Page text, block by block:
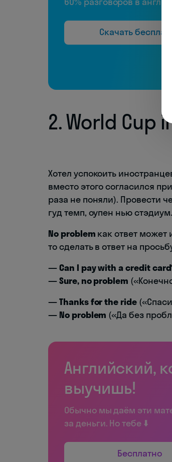
Скачать
2. World Cup
Хотел успокоить
вместо этого согласился
раза не поняли). Провести
гуд темп, оупен нью стэдиум.
No problem как ответ может
то сделать в ответ на
— Can I pay with a credit
— Sure, no problem
— Thanks for the ride
— No problem («Да без
Английский,
выучишь!
Обычно мы даём эти
за деньги. Но тебе ⬇️
Бесплатно